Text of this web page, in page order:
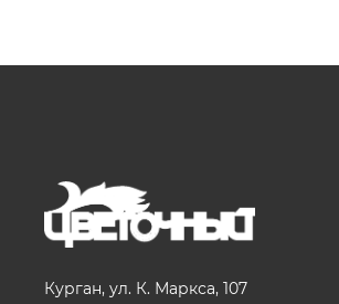
Курган, ул. К. Маркса, 107